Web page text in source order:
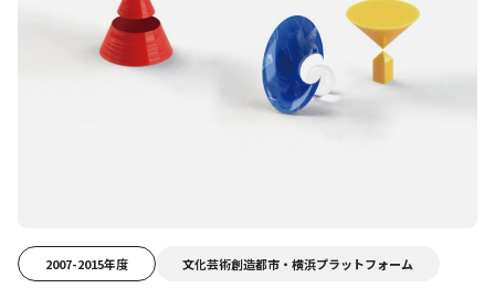
2007-2015年度 文化芸術創造都市・横浜プラットフォーム